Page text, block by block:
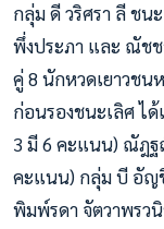
กลุ่ม ดี วริศรา ลี ช
พึ่งประภา และ ณัชช
คู่ 8 นักหวดเยาวชน
ก่อนรองชนะเลิศ ไ
3 มี 6 คะแนน) ณัฎฐ
คะแนน) กลุ่ม บี อัญ
พิมพ์รดา จัตวาพรว